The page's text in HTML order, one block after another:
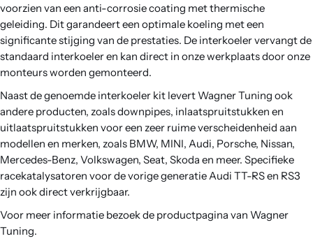
voorzien van een anti-corrosie coating met thermische
geleiding. Dit garandeert een optimale koeling met een
significante stijging van de prestaties. De interkoeler vervangt de
standaard interkoeler en kan direct in onze werkplaats door onze
monteurs worden gemonteerd.
Naast de genoemde interkoeler kit levert Wagner Tuning ook
andere producten, zoals downpipes, inlaatspruitstukken en
uitlaatspruitstukken voor een zeer ruime verscheidenheid aan
modellen en merken, zoals BMW, MINI, Audi, Porsche, Nissan,
Mercedes-Benz, Volkswagen, Seat, Skoda en meer. Specifieke
racekatalysatoren voor de vorige generatie Audi TT-RS en RS3
zijn ook direct verkrijgbaar.
Voor meer informatie bezoek de productpagina van Wagner
Tuning.